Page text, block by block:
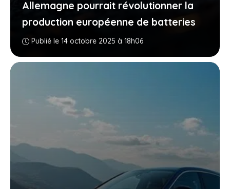
Allemagne pourrait révolutionner la
production européenne de batteries
Publié le 14 octobre 2025 à 18h06